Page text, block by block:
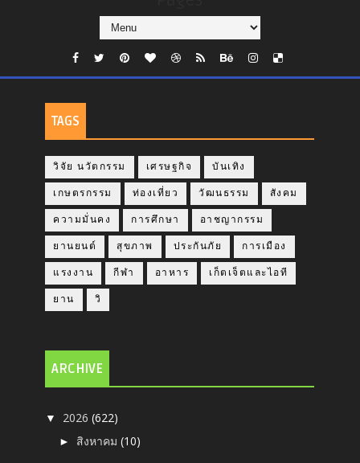
TAGS
วิจัย นวัตกรรม เศรษฐกิจ บันเทิง
เกษตรกรรม ท่องเที่ยว วัฒนธรรม สังคม
ความมั่นคง การศึกษา อาชญากรรม
ยานยนต์ สุขภาพ ประกันภัย การเมือง
แรงงาน กีฬา อาหาร เก็ตเจ็ตและไอที
ยาน วิ
ARCHIVE
▼ 2026(622)
► สิงหาคม(10)